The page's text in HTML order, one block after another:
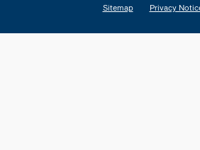
Sitemap Privacy